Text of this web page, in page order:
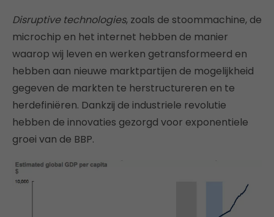
Disruptive technologies, zoals de stoommachine, de
microchip en het internet hebben de manier
waarop wij leven en werken getransformeerd en
hebben aan nieuwe marktpartijen de mogelijkheid
gegeven de markten te herstructureren en te
herdefiniëren. Dankzij de industriele revolutie
hebben de innovaties gezorgd voor exponentiele
groei van de BBP.